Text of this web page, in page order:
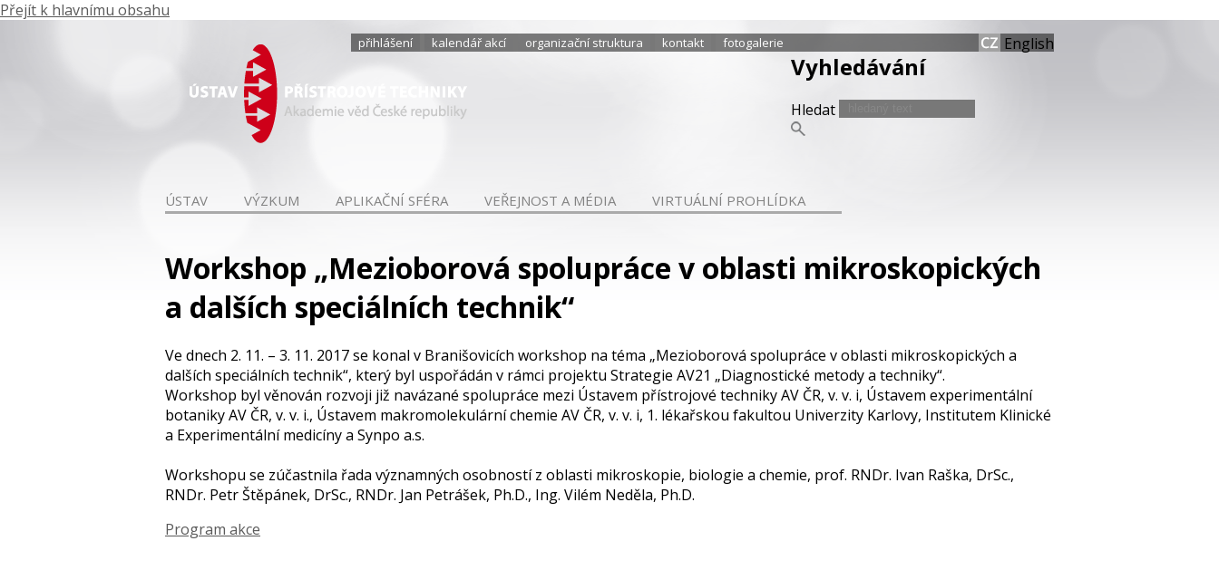
Přejít k hlavnímu obsahu
přihlášení kalendář akcí organizační struktura kontakt fotogalerie
Vyhledávání
Hledat
English
ÚSTAV VÝZKUM APLIKAČNÍ SFÉRA VEŘEJNOST A MÉDIA VIRTUÁLNÍ PROHLÍDKA
Workshop „Mezioborová spolupráce v oblasti mikroskopických
a dalších speciálních technik“
Ve dnech 2. 11. – 3. 11. 2017 se konal v Branišovicích workshop na téma „Mezioborová spolupráce v oblasti mikroskopických a
dalších speciálních technik“, který byl uspořádán v rámci projektu Strategie AV21 „Diagnostické metody a techniky“.
Workshop byl věnován rozvoji již navázané spolupráce mezi Ústavem přístrojové techniky AV ČR, v. v. i, Ústavem experimentální
botaniky AV ČR, v. v. i., Ústavem makromolekulární chemie AV ČR, v. v. i, 1. lékařskou fakultou Univerzity Karlovy, Institutem Klinické
a Experimentální medicíny a Synpo a.s.
Workshopu se zúčastnila řada významných osobností z oblasti mikroskopie, biologie a chemie, prof. RNDr. Ivan Raška, DrSc.,
RNDr. Petr Štěpánek, DrSc., RNDr. Jan Petrášek, Ph.D., Ing. Vilém Neděla, Ph.D.
Program akce